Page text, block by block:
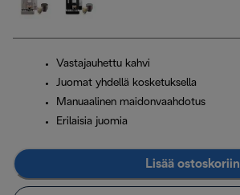
Vastajauhettu kahvi
Juomat yhdellä kosketuksella
Manuaalinen maidonvaahdotus
Erilaisia juomia
Lisää ostoskoriin